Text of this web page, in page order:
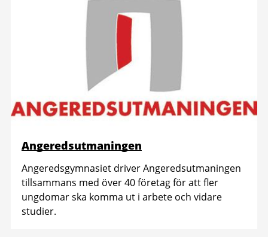
Angeredsutmaningen
Angeredsgymnasiet driver Angeredsutmaningen
tillsammans med över 40 företag för att fler
ungdomar ska komma ut i arbete och vidare
studier.